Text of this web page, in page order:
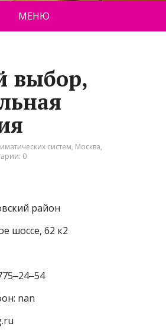
МЕНЮ
выбор,
систем, Москва,
0
район
шоссе, 62 к2
nan